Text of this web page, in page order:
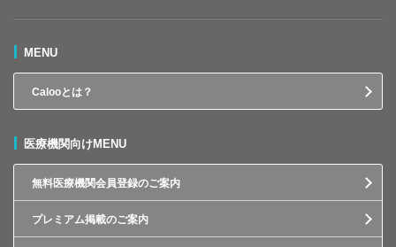
MENU
Calooとは？
医療機関向けMENU
無料医療機関会員登録のご案内
プレミアム掲載のご案内